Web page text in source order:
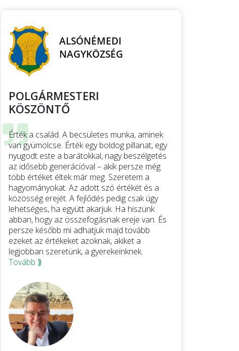
POLGÁRMESTERI
KÖSZÖNTŐ
Érték a család. A becsületes munka, aminek
van gyümölcse. Érték egy boldog pillanat, egy
nyugodt este a barátokkal, nagy beszélgetés
az idősebb generációval – akik persze még
több értéket éltek már meg. Szeretem a
hagyományokat. Az adott szó értékét és a
közösség erejét. A fejlődés pedig csak úgy
lehetséges, ha együtt akarjuk. Ha hiszünk
abban, hogy az összefogásnak ereje van. És
persze később mi adhatjuk majd tovább
ezeket az értékeket azoknak, akiket a
legjobban szeretünk, a gyerekeinknek.
Tovább ⟫